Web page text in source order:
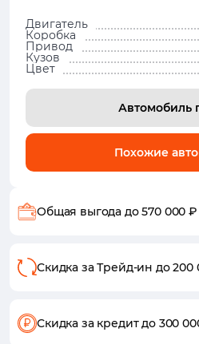
Двигатель
Коробка
Привод
Кузов
Цвет
Автомобиль
Похожие
Общая выгода до 570 000 ₽
Скидка за Трейд-ин до 200
Скидка за кредитдо 300